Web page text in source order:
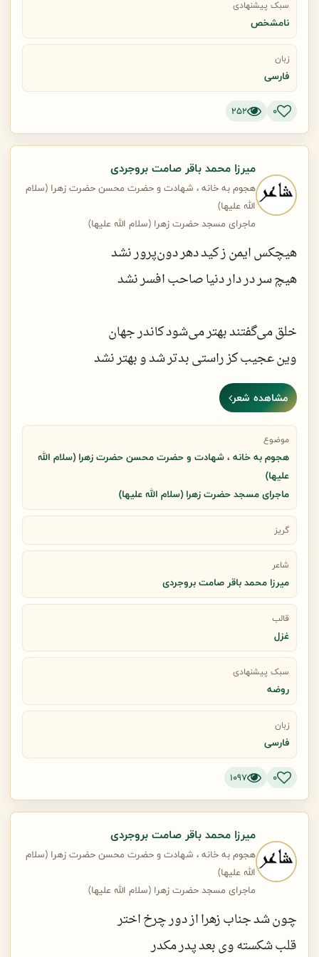
این کوچه, آخرش ته گودال می رسد
داری میان حرمله ها می روی علی
سبک پیشنهادی
نامشخص
زبان
فارسی
0
252
میرزا محمد باقر صامت بروجردی
هجوم به خانه ، شهادت و حضرت محسن حضرت زهرا (سلام
الله علیها)
ماجرای مسجد حضرت زهرا (سلام الله علیها)
هیچکس ایمن ز کید دهر دون‌پرور نشد
هیچ سر در دار دنیا صاحب افسر نشد
خلق می‌گفتند بهتر می‌شود کاندر جهان
وین عجیب کز راستی بدتر شد و بهتر نشد
ساغر عیش جهان سرشار اما هیچوقت
هیچ کس را زین می ‌راحت گلویی تر نشد
کو سری یا سر فرازی را که در پایان کار
خاک قبرستان وطن خشت لحد بستر نشد
اعتبارات جهان بی‌اعتبار است و دریغ
با وجود دیدن وی دیده را باور نشد
گر وفایی بود در کار سپهر کج مدار
پس چرا در یاری اولاد پیغمبر نشد
ماند یک دختر بجا بعد رسول هاشمی
یکزمان نگذشت کز یک غم دو چشمش تر نشد
هیچ زن مانند زهرا از زنان روزگار
صورتش نیلی ز سیلی در بر شوهر نشد
آتش بیداد دارالعصمت او را نسوخت
یا شکسته پهلوی پاکش ز ضرب درنشد
مشاهده شعر
موضوع
هجوم به خانه ، شهادت و حضرت محسن حضرت زهرا (سلام الله
علیها)
ماجرای مسجد حضرت زهرا (سلام الله علیها)
گریز
شاعر
میرزا محمد باقر صامت بروجردی
قالب
غزل
سبک پیشنهادی
روضه
زبان
فارسی
0
1097
میرزا محمد باقر صامت بروجردی
هجوم به خانه ، شهادت و حضرت محسن حضرت زهرا (سلام
الله علیها)
ماجرای مسجد حضرت زهرا (سلام الله علیها)
چون شد جناب زهرا از دور چرخ اختر
قلب شکسته وی بعد پدر مکدر